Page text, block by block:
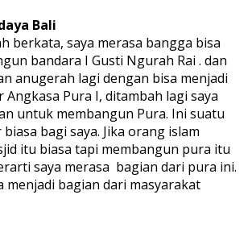
Bali
berkata, saya merasa bangga bisa
bandara I Gusti Ngurah Rai . dan
anugerah lagi dengan bisa menjadi
Angkasa Pura I, ditambah lagi saya
untuk membangun Pura. Ini suatu
bagi saya. Jika orang islam
itu biasa tapi membangun pura itu
saya merasa bagian dari pura ini.
menjadi bagian dari masyarakat